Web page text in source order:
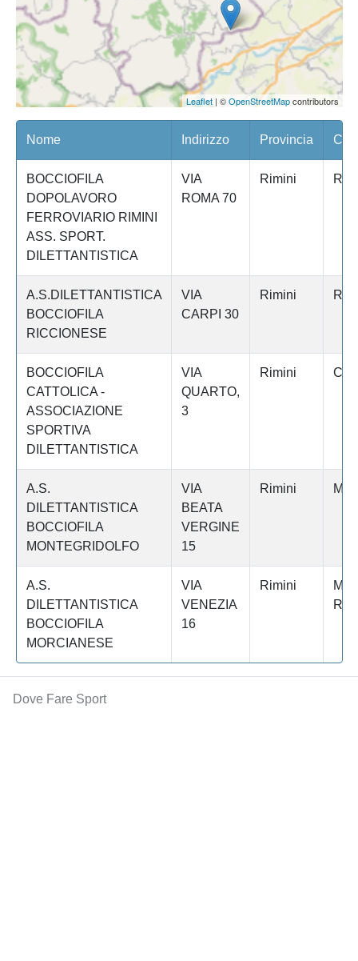
Leaflet| ©OpenStreetMapcontributors
Nome Indirizzo Provincia
BOCCIOFILA
DOPOLAVORO
FERROVIARIO RIMINI
ASS. SPORT.
DILETTANTISTICA
VIA
ROMA 70
Rimini
A.S.DILETTANTISTICA
BOCCIOFILA
RICCIONESE
VIA
CARPI 30
Rimini
BOCCIOFILA
CATTOLICA -
ASSOCIAZIONE
SPORTIVA
DILETTANTISTICA
VIA
QUARTO,
3
Rimini
A.S.
DILETTANTISTICA
BOCCIOFILA
MONTEGRIDOLFO
VIA
BEATA
VERGINE
15
Rimini
A.S.
DILETTANTISTICA
BOCCIOFILA
MORCIANESE
VIA
VENEZIA
16
Rimini
Dove Fare Sport